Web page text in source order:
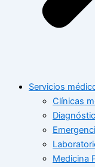
Servicios
Clínicas
Medicina